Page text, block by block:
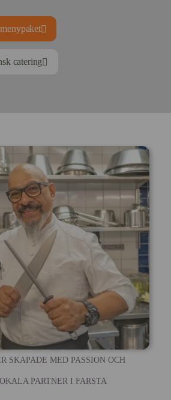
catering
SKAPADE MED PASSION OCH
PARTNER I FARSTA